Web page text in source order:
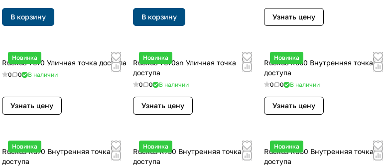
В корзину В корзину Узнать цену
Новинка
Ruckus T670 Уличная точка доступа
0 0 В наличии
Узнать цену
Новинка
Ruckus T670sn Уличная точка
доступа
0 0 В наличии
Узнать цену
Новинка
Ruckus R560 Внутренняя точка
доступа
0 0 В наличии
Узнать цену
Новинка
Ruckus R370 Внутренняя точка
доступа
Новинка
Ruckus R750 Внутренняя точка
доступа
Новинка
Ruckus R850 Внутренняя точка
доступа